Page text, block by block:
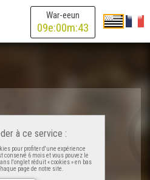
War-eeun
09e:00m:43
à ce service :
pour profiter d'une expérience
conservé 6 mois et vous pouvez le
l'onglet réduit « cookies » en bas
page de notre site.